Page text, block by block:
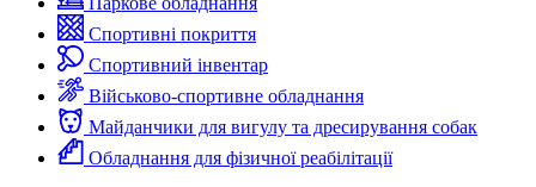
Спортивні покриття
Спортивний інвентар
Військово-спортивне обладнання
Майданчики для вигулу та дресирування собак
Обладнання для фізичної реабілітації